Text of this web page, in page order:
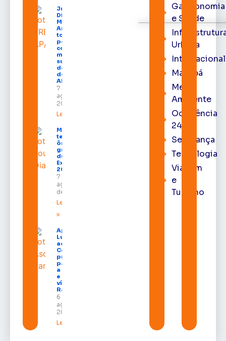
Juiz
Diego
Moura de
Araújo
toma
posse
como
membro
substituto
do Pleno
do TRE-
AP
7 de
agosto de
2026
Leia mais »
Macapá
terá
ônibus
gratuitos
durante a
Expofeira
2026
7 de
agosto
de 2026
Leia mais
»
Após veto,
Lula envia
ao
Congresso
projeto
para criar
a UNIFRON
e grava
vídeo para
Randolfe
6 de
agosto de
2026
Leia mais »
Gastronomia
e Saúde
Urbana
Internacional
Macapá
Meio
Ambiente
Ocorrência
24h
Segurança
Tecnologia
Viagem
e
Turismo